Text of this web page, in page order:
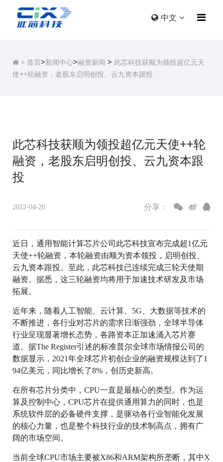
中文
> 首页>新闻中心>融资新闻 > 此芯科技获顺为领投超亿元天
使++轮融资，老股东启明创投、云九资本跟投
此芯科技获顺为领投超亿元天使++轮
融资，老股东启明创投、云九资本跟
投
2022-04-20 分享：
近日，通用智能计算芯片公司此芯科技宣布完成超1亿元
天使++轮融资，本轮融资由顺为资本领投，启明创投、
云九资本跟投。至此，此芯科技已连续完成三轮天使期
融资。据悉，这三轮融资均将用于加速技术研发及市场
拓展。
近年来，随着人工智能、云计算、5G、大数据等技术的
不断推进，各行业对芯片的需求日渐强劲，全球半导体
行业呈现显著增长态势，各路资本正加速涌入芯片赛
道。据The Register引述的标准普尔全球市场情报公司的
数据显示，2021年全球芯片初创企业的融资规模达到了1
94亿美元，同比增长了8%，创历史新高。
在所有芯片分类中，CPU一直是最核心的类型。作为运
算及控制中心，CPU芯片在提供通用算力的同时，也是
系统软件层的必备硬件支撑，是驱动各行业智能化发展
的核心力量，也是整个科技行业的技术制高点，拥有广
阔的市场空间。
当前全球CPU市场主要被X86和ARM架构所垄断，其中X